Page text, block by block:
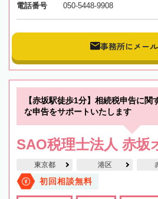
電話番号 050-5448-9908
事務所にメー
【赤坂駅徒歩1分】相続税申告に関
な申告をサポートいたします
SAO税理士法人 赤坂
東京都 港区
初回相談無料